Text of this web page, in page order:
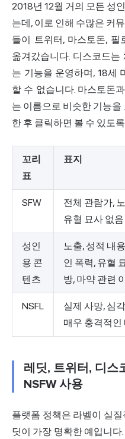
2018년 12월 거의 모든 성
는데, 이로 인해 수많은 커
들이 트위터, 마스토돈,
옮겨갔습니다. 디스코드
는 기능을 운영하며, 18세
할 수 없습니다. 마스토돈
는 이름으로 비슷한 기능
한 후 클릭하면 볼 수 있도
꼬리
표
표지
SFW
전체 관람가,
유혈 묘사 없음
성인
용 콘
텐츠
노출, 성적 내
인 폭력, 유혈
방, 마약 관련
NSFL
실제 사망, 심
매우 충격적인
레딧, 트위터, 디스
NSFW 사용
플랫폼 정책은 라벨이 실
딧이 가장 명확한 예입니다